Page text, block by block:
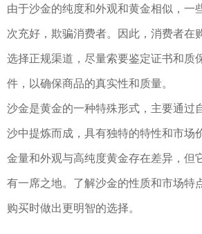
由于沙金的纯度和外观和黄金相似，一
次充好，欺骗消费者。因此，消费者在
选择正规渠道，尽量索要鉴定证书和质
件，以确保商品的真实性和质量。
沙金是黄金的一种特殊形式，主要通过
沙中提炼而成，具有独特的特性和市场
金量和外观与高纯度黄金存在差异，但
有一席之地。了解沙金的性质和市场特
购买时做出更明智的选择。